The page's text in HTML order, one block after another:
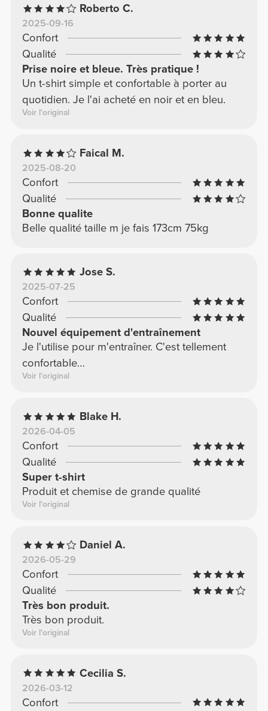
Roberto C.
2025-09-16
Confort
Qualité
Prise noire et bleue. Très pratique !
Un t-shirt simple et confortable à porter au
quotidien. Je l'ai acheté en noir et en bleu.
Voir l'original
Faical M.
2025-08-20
Confort
Qualité
Bonne qualite
Belle qualité taille m je fais 173cm 75kg
Jose S.
2025-07-25
Confort
Qualité
Nouvel équipement d'entraînement
Je l'utilise pour m'entraîner. C'est tellement
confortable…
Voir l'original
Blake H.
2026-04-05
Confort
Qualité
Super t-shirt
Produit et chemise de grande qualité
Voir l'original
Daniel A.
2026-05-29
Confort
Qualité
Très bon produit.
Très bon produit.
Voir l'original
Cecilia S.
2026-03-12
Confort